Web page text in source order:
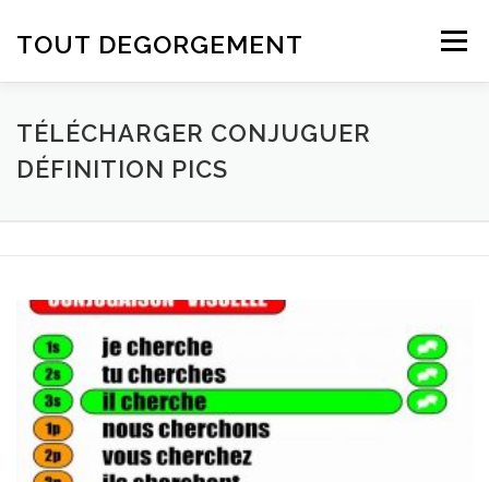
TOUT DEGORGEMENT Menu
TÉLÉCHARGER CONJUGUER
DÉFINITION PICS